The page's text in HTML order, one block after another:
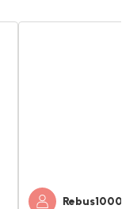
Rebus1000